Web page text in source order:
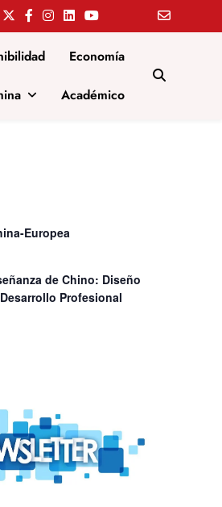
Economía
Académico
Europea
de Chino: Diseño
Profesional